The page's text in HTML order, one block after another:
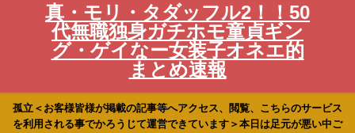
真・モリ・タダッフル2！！50
代無職独身ガチホモ童貞ギン
グ・ゲイなー女装子オネエ的
まとめ速報
孤立＜お客様皆様が掲載の記事等へアクセス、閲覧、こちらのサービス
を利用される事でかろうじて運営できています＞本日は足元が悪い中ご